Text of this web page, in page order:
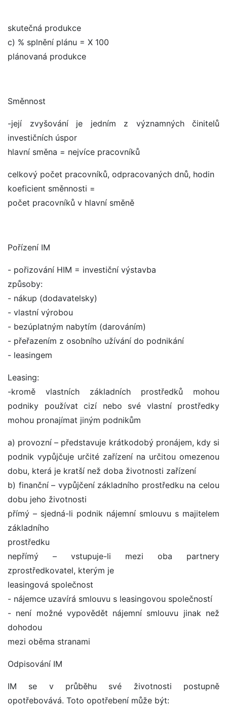
skutečná produkce
c) % splnění plánu = X 100
plánovaná produkce
Směnnost
-její zvyšování je jedním z významných činitelů
investičních úspor
hlavní směna = nejvíce pracovníků
celkový počet pracovníků, odpracovaných dnů, hodin
koeficient směnnosti =
počet pracovníků v hlavní směně
Pořízení IM
- pořizování HIM = investiční výstavba
způsoby:
- nákup (dodavatelsky)
- vlastní výrobou
- bezúplatným nabytím (darováním)
- přeřazením z osobního užívání do podnikání
- leasingem
Leasing:
-kromě vlastních základních prostředků mohou
podniky používat cizí nebo své vlastní prostředky
mohou pronajímat jiným podnikům
a) provozní – představuje krátkodobý pronájem, kdy si
podnik vypůjčuje určité zařízení na určitou omezenou
dobu, která je kratší než doba životnosti zařízení
b) finanční – vypůjčení základního prostředku na celou
dobu jeho životnosti
přímý – sjedná-li podnik nájemní smlouvu s majitelem
základního
prostředku
nepřímý – vstupuje-li mezi oba partnery
zprostředkovatel, kterým je
leasingová společnost
- nájemce uzavírá smlouvu s leasingovou společností
- není možné vypovědět nájemní smlouvu jinak než
dohodou
mezi oběma stranami
Odpisování IM
IM se v průběhu své životnosti postupně
opotřebovává. Toto opotřebení může být: